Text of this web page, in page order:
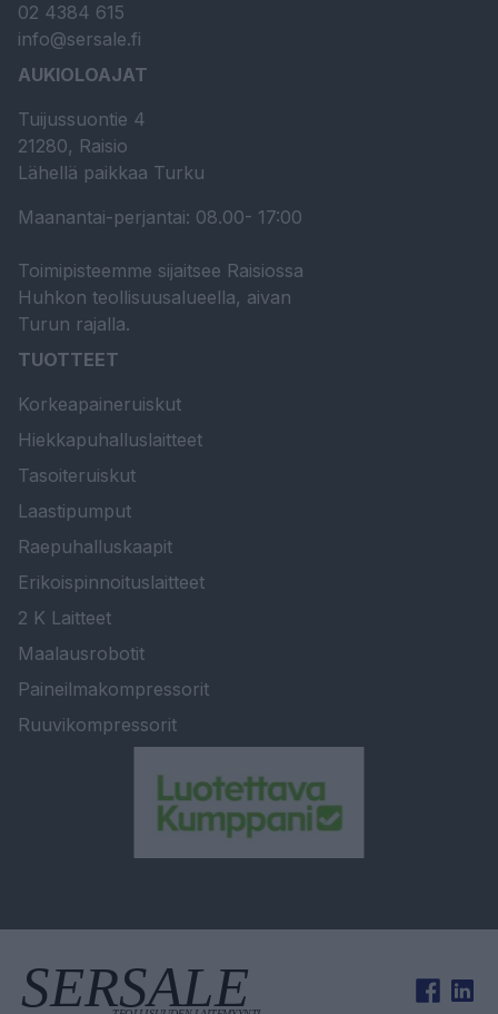
02 4384 615
info@sersale.fi
AUKIOLOAJAT
Tuijussuontie 4
21280, Raisio
Lähellä paikkaa Turku
Maanantai-perjantai: 08.00- 17:00
Toimipisteemme sijaitsee Raisiossa
Huhkon teollisuusalueella, aivan
Turun rajalla.
TUOTTEET
Korkeapaineruiskut
Hiekkapuhalluslaitteet
Tasoiteruiskut
Laastipumput
Raepuhalluskaapit
Erikoispinnoituslaitteet
2 K Laitteet
Maalausrobotit
Paineilmakompressorit
Ruuvikompressorit